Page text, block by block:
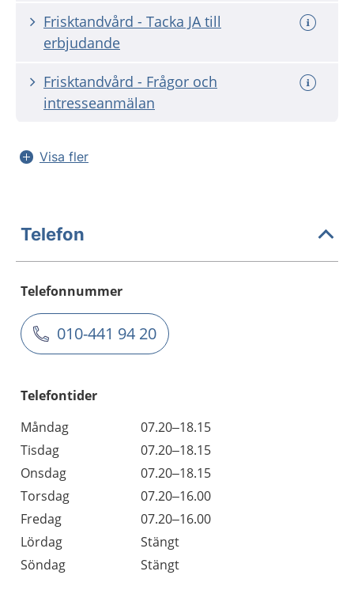
Frisktandvård - Tacka JA till
erbjudande
Frisktandvård - Frågor och
intresseanmälan
Visa fler
Telefon
Telefonnummer
010-441 94 20
Telefontider
Måndag
07.20–18.15
Tisdag
07.20–18.15
Onsdag
07.20–18.15
Torsdag
07.20–16.00
Fredag
07.20–16.00
Lördag
Stängt
Söndag
Stängt